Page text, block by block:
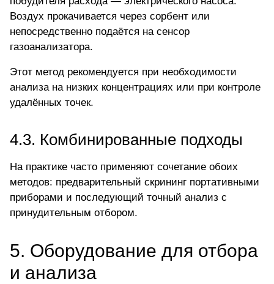
Воздух прокачивается через сорбент или
непосредственно подаётся на сенсор
газоанализатора.
Этот метод рекомендуется при необходимости
анализа на низких концентрациях или при контроле
удалённых точек.
4.3. Комбинированные подходы
На практике часто применяют сочетание обоих
методов: предварительный скрининг портативными
приборами и последующий точный анализ с
принудительным отбором.
5. Оборудование для отбора
и анализа